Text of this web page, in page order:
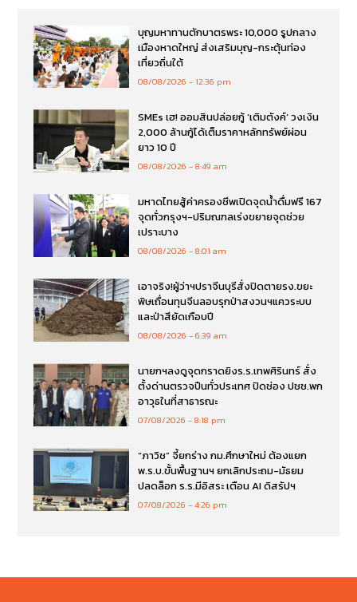
เปราะบาง
08/08/2026 8:01 am
เอาจริง!ผู้ว่าฯปราจีนบุรีสั่งปิดตายรง.ขยะ
และป่าสียัดเกือบปี
08/08/2026 6:39 am
นายกฯลงดูจุดกราดยิงร.ร.เทพศิรินทร์ สั่ง
อาวุธในที่สาธารณะ
07/08/2026 8:18 pm
“ภาวิช” จี้ยกร่าง กม.ศึกษาใหม่ ต้องแยก
ปลดล็อก ร.ร.มีอิสระ เตือน AI ดิสรัปฯ
07/08/2026 4:26 pm
E-mail : thairemark@gmail.com
Tel. 083 0694516
583/3 ถนนเลียบคลองสอง แขวงบางชัน เขตคลองสามวา กรุงเทพฯ
© 2021-2022 thairemark.com